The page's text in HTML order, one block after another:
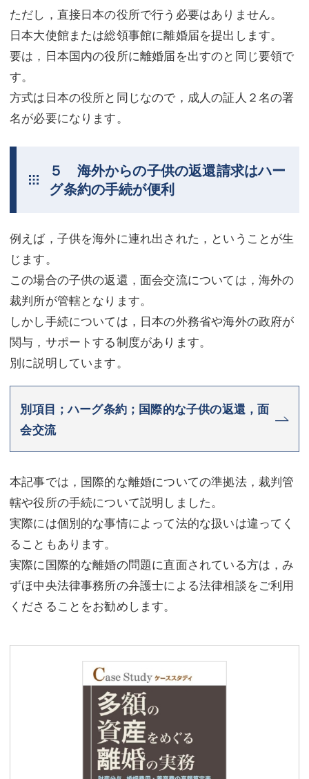
ただし，直接日本の役所で行う必要はありません。
日本大使館または総領事館に離婚届を提出します。
要は，日本国内の役所に離婚届を出すのと同じ要領で
す。
方式は日本の役所と同じなので，成人の証人２名の署
名が必要になります。
５ 海外からの子供の返還請求はハー
グ条約の手続が便利
例えば，子供を海外に連れ出された，ということが生
じます。
この場合の子供の返還，面会交流については，海外の
裁判所が管轄となります。
しかし手続については，日本の外務省や海外の政府が
関与，サポートする制度があります。
別に説明しています。
別項目；ハーグ条約；国際的な子供の返還，面
会交流
本記事では，国際的な離婚についての準拠法，裁判管
轄や役所の手続について説明しました。
実際には個別的な事情によって法的な扱いは違ってく
ることもあります。
実際に国際的な離婚の問題に直面されている方は，み
ずほ中央法律事務所の弁護士による法律相談をご利用
くださることをお勧めします。